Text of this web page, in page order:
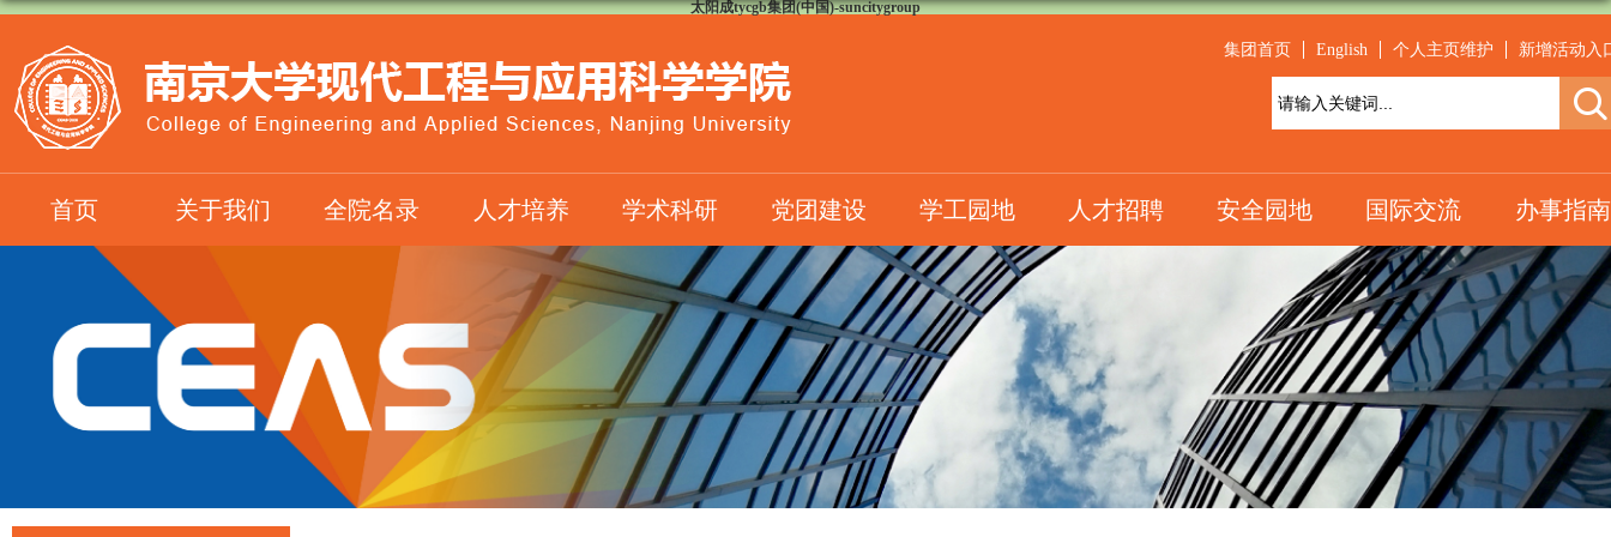
太阳成tycgb集团(中国)-suncitygroup
集团首页 English 个人主页维护 新增活动入
首页 关于我们 全院名录 人才培养 学术科研 党团建设 学工园地 人才招聘 安全园地 国际交流 办事指南